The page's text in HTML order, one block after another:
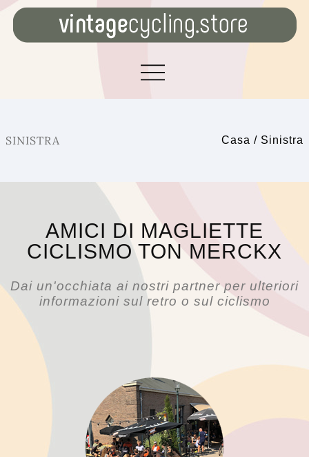
SINISTRA Casa / Sinistra
AMICI DI MAGLIETTE
CICLISMO TON MERCKX
Dai un'occhiata ai nostri partner per ulteriori
informazioni sul retro o sul ciclismo